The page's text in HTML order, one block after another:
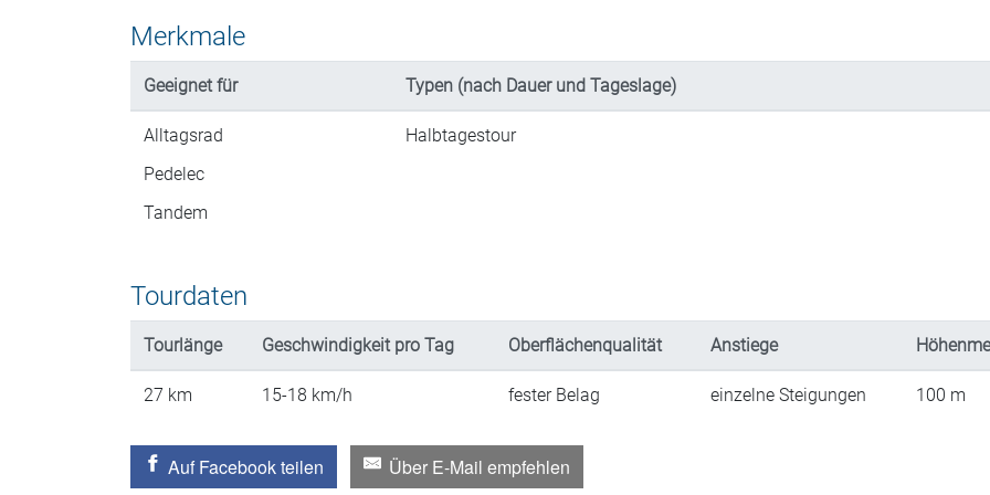
Merkmale
Geeignet für Typen (nach Dauer und Tageslage)
Alltagsrad
Pedelec
Tandem
Halbtagestour
Tourdaten
Tourlänge Geschwindigkeit pro Tag Oberflächenqualität Anstiege
27 km 15-18 km/h fester Belag einzelne Steigungen 100 m
Auf Facebook teilen Über E-Mail empfehlen